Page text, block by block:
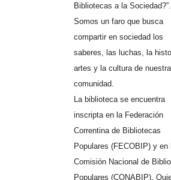
Bibliotecas a la Sociedad?”.
Somos un faro que busca
compartir en sociedad los
saberes, las luchas, la
artes y la cultura de nuestra
comunidad.
La biblioteca se encuentra
inscripta en la Federación
Correntina de Bibliotecas
Populares (FECOBIP) y en
Comisión Nacional de
Populares (CONABIP).